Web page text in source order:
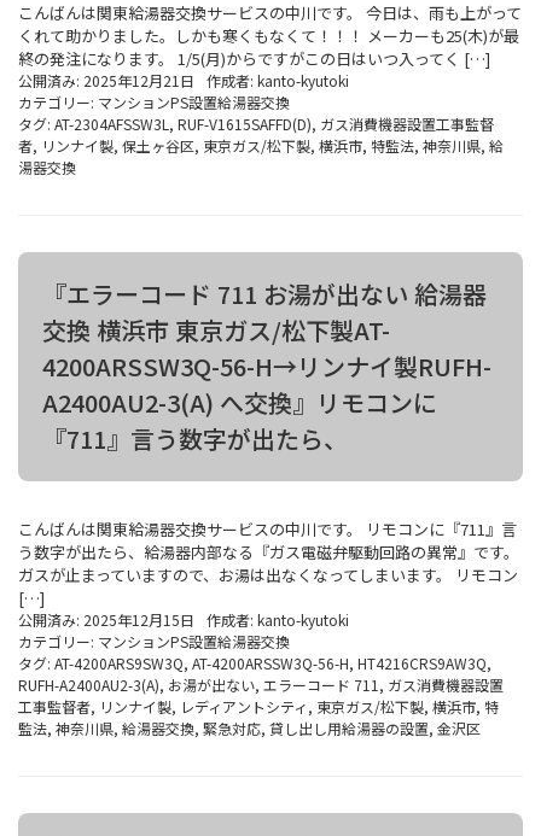
こんばんは関東給湯器交換サービスの中川です。 今日は、雨も上がって
くれて助かりました。しかも寒くもなくて！！！ メーカーも25(木)が最
終の発注になります。 1/5(月)からですがこの日はいつ入ってく […]
公開済み: 2025年12月21日 作成者: kanto-kyutoki
カテゴリー: マンションPS設置給湯器交換
タグ: AT-2304AFSSW3L , RUF-V1615SAFFD(D), ガス消費機器設置工事監督
者, リンナイ製, 保土ヶ谷区, 東京ガス/松下製, 横浜市, 特監法, 神奈川県, 給
湯器交換
『エラーコード 711 お湯が出ない 給湯器
交換 横浜市 東京ガス/松下製AT-
4200ARSSW3Q-56-H→リンナイ製RUFH-
A2400AU2-3(A) へ交換』リモコンに
『711』言う数字が出たら、
こんばんは関東給湯器交換サービスの中川です。 リモコンに『711』言
う数字が出たら、給湯器内部なる『ガス電磁弁駆動回路の異常』です。
ガスが止まっていますので、お湯は出なくなってしまいます。 リモコン
[…]
公開済み: 2025年12月15日 作成者: kanto-kyutoki
カテゴリー: マンションPS設置給湯器交換
タグ: AT-4200ARS9SW3Q, AT-4200ARSSW3Q-56-H, HT4216CRS9AW3Q,
RUFH-A2400AU2-3(A), お湯が出ない, エラーコード 711 , ガス消費機器設置
工事監督者, リンナイ製, レディアントシティ, 東京ガス/松下製, 横浜市, 特
監法, 神奈川県, 給湯器交換, 緊急対応, 貸し出し用給湯器の設置, 金沢区